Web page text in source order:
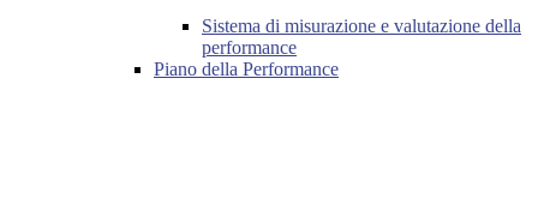
Sistema di misurazione e valutazione della
performance
Piano della Performance